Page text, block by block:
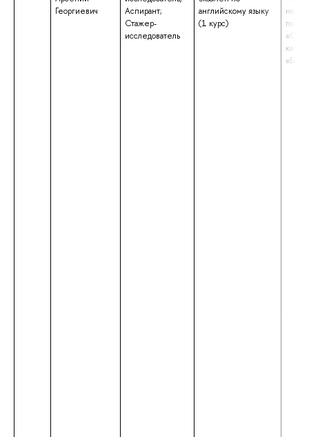
Георгиевич
Аспирант;
Стажер-
исследователь
английскому языку
(1 курс)